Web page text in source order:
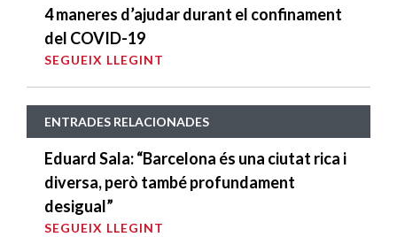
4 maneres d’ajudar durant el confinament
del COVID-19
SEGUEIX LLEGINT
ENTRADES RELACIONADES
Eduard Sala: “Barcelona és una ciutat rica i
diversa, però també profundament
desigual”
SEGUEIX LLEGINT